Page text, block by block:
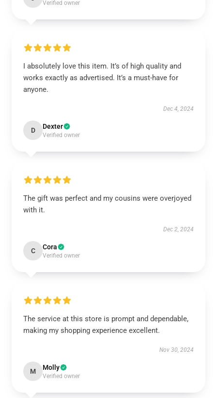
Verified owner
I absolutely love this item. It’s of high quality and
works exactly as advertised. It’s a must-have for
anyone.
Dec 4, 2024
D Dexter
Verified owner
The gift was perfect and my cousins were overjoyed
with it.
Dec 2, 2024
C Cora
Verified owner
The service at this store is prompt and dependable,
making my shopping experience excellent.
Nov 30, 2024
M Molly
Verified owner